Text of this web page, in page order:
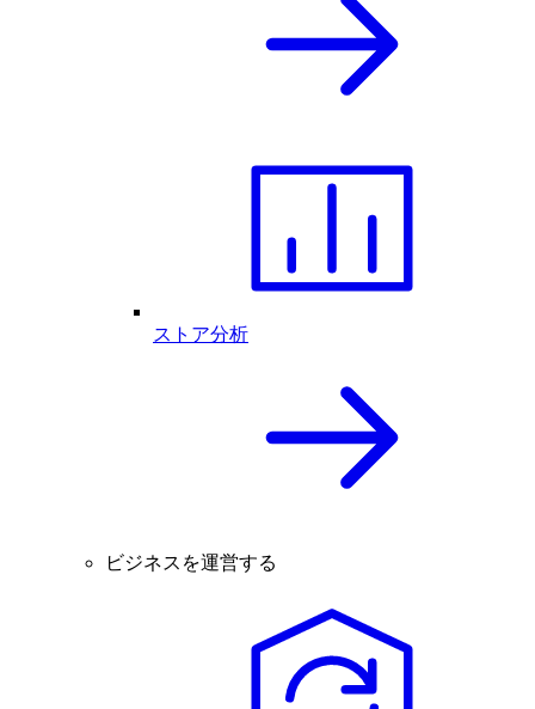
ストア分析
ビジネスを運営する